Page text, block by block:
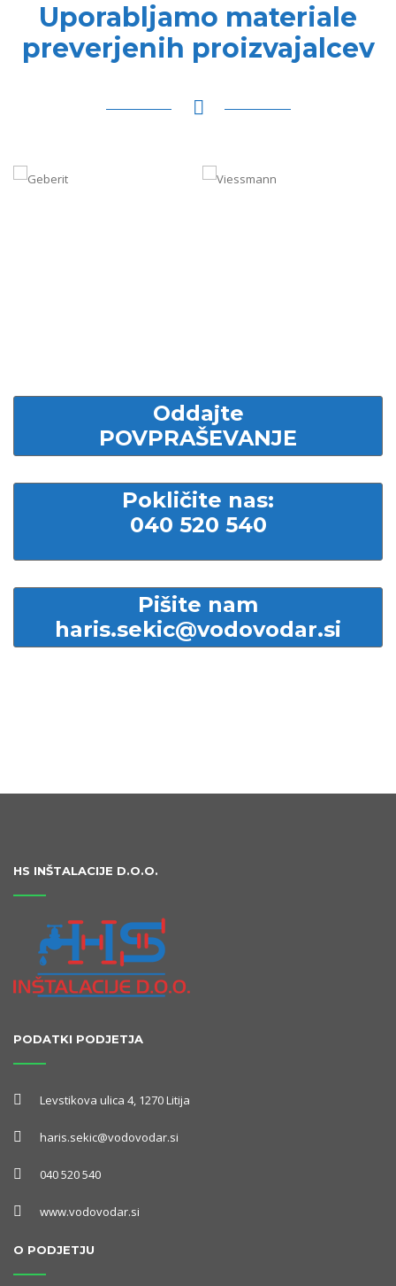
Uporabljamo materiale
preverjenih proizvajalcev
Oddajte
POVPRAŠEVANJE
Pokličite nas:
040 520 540
Pišite nam
haris.sekic@vodovodar.si
HS INŠTALACIJE D.O.O.
PODATKI PODJETJA
Levstikova ulica 4, 1270 Litija
haris.sekic@vodovodar.si
040 520 540
www.vodovodar.si
O PODJETJU